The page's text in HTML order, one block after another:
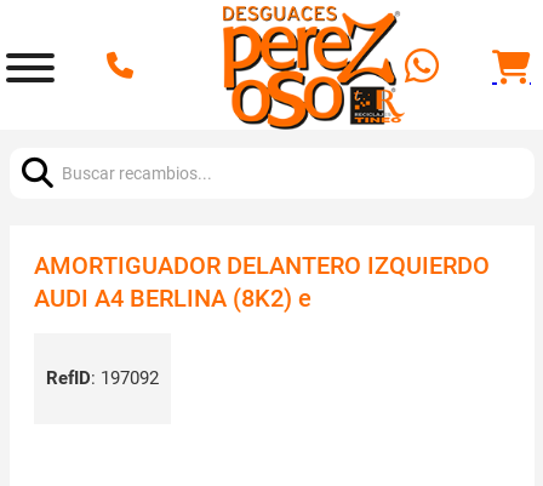
AMORTIGUADOR DELANTERO IZQUIERDO
AUDI A4 BERLINA (8K2) e
RefID: 197092